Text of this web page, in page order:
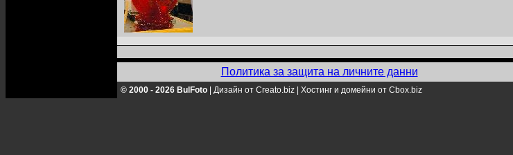
Политика за защита на личните данни
© 2000 - 2026 BulFoto Дизайн от Creato.biz Хостинг и домейни от Cbox.biz